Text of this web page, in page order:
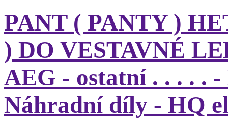
PANT ( PANTY )
) DO VESTAVNÉ
AEG - ostatní . . . . .
Náhradní díly - HQ